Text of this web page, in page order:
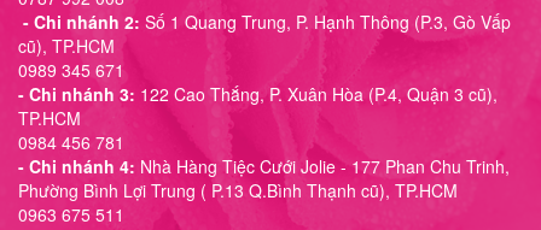
- Chi nhánh 2: Số 1 Quang Trung, P. Hạnh Thông (P.3, Gò Vấp
cũ), TP.HCM
0989 345 671
- Chi nhánh 3: 122 Cao Thắng, P. Xuân Hòa (P.4, Quận 3 cũ),
TP.HCM
0984 456 781
- Chi nhánh 4: Nhà Hàng Tiệc Cưới Jolie - 177 Phan Chu Trinh,
Phường Bình Lợi Trung ( P.13 Q.Bình Thạnh cũ), TP.HCM
0963 675 511